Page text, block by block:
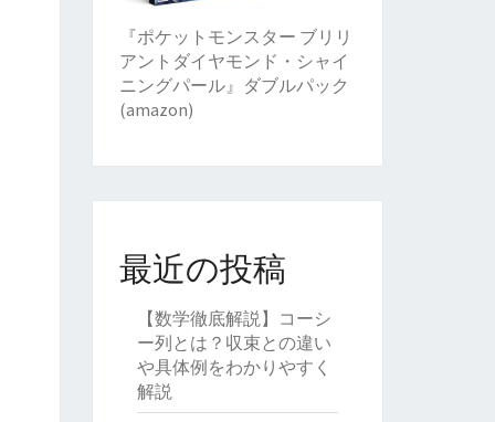
『ポケットモンスター ブリリ
アントダイヤモンド・シャイ
ニングパール』ダブルパック
(amazon)
最近の投稿
【数学徹底解説】コーシ
ー列とは？収束との違い
や具体例をわかりやすく
解説